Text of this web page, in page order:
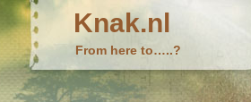
Knak.nl
From here to…..?